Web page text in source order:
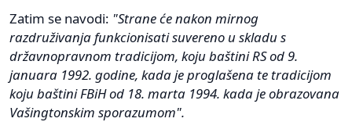
Zatim se navodi: "Strane će nakon mirnog
razdruživanja funkcionisati suvereno u skladu s
državnopravnom tradicijom, koju baštini RS od 9.
januara 1992. godine, kada je proglašena te tradicijom
koju baštini FBiH od 18. marta 1994. kada je obrazovana
Vašingtonskim sporazumom".